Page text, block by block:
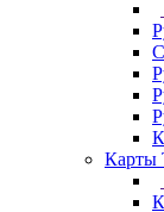
Карты